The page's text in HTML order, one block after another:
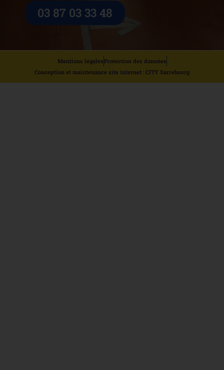
03 87 03 33 48
Mentions légales Protection des données
Conception et maintenance site internet : CITY Sarrebourg